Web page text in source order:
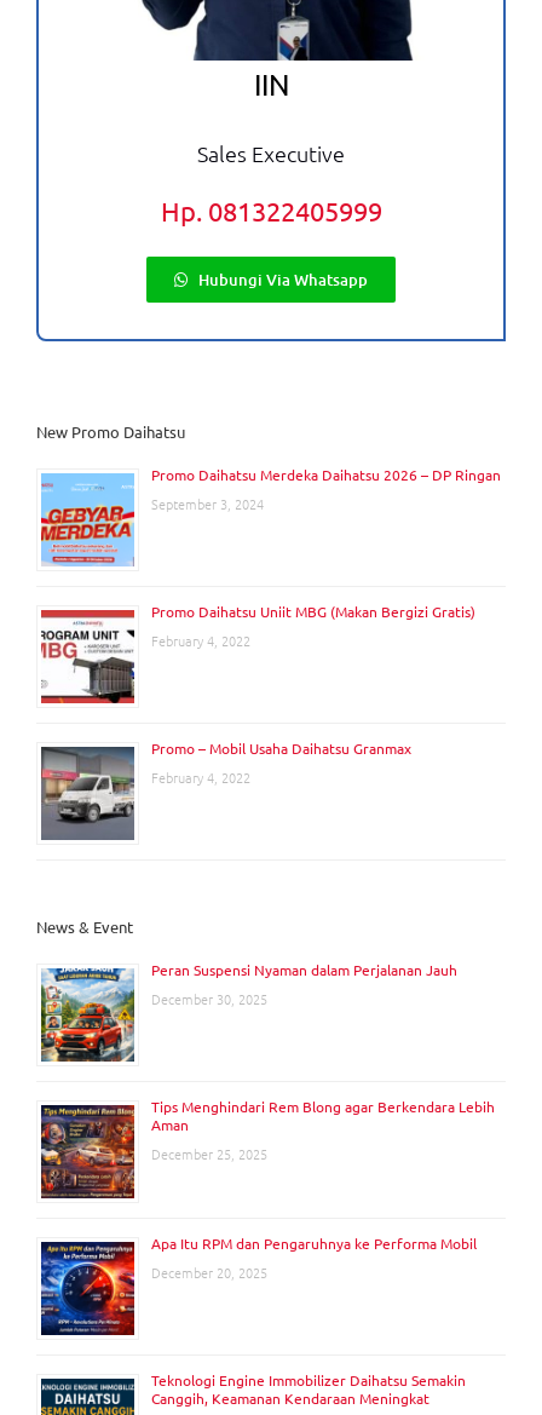
IIN
Sales Executive
Hp. 081322405999
Hubungi Via Whatsapp
New Promo Daihatsu
Promo Daihatsu Merdeka Daihatsu 2026 – DP Ringan
September 3, 2024
Promo Daihatsu Uniit MBG (Makan Bergizi Gratis)
February 4, 2022
Promo – Mobil Usaha Daihatsu Granmax
February 4, 2022
News & Event
Peran Suspensi Nyaman dalam Perjalanan Jauh
December 30, 2025
Tips Menghindari Rem Blong agar Berkendara Lebih
Aman
December 25, 2025
Apa Itu RPM dan Pengaruhnya ke Performa Mobil
December 20, 2025
Teknologi Engine Immobilizer Daihatsu Semakin
Canggih, Keamanan Kendaraan Meningkat